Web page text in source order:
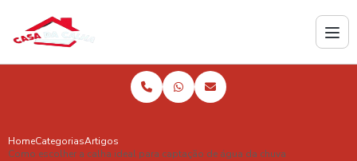
HomeCategoriasArtigos
Como escolher a calha ideal para captação de água da chuva